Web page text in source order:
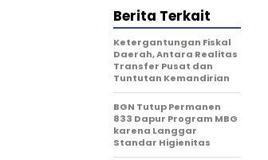
Berita Terkait
Ketergantungan Fiskal
Daerah, Antara Realitas
Transfer Pusat dan
Tuntutan Kemandirian
BGN Tutup Permanen
833 Dapur Program MBG
karena Langgar
Standar Higienitas